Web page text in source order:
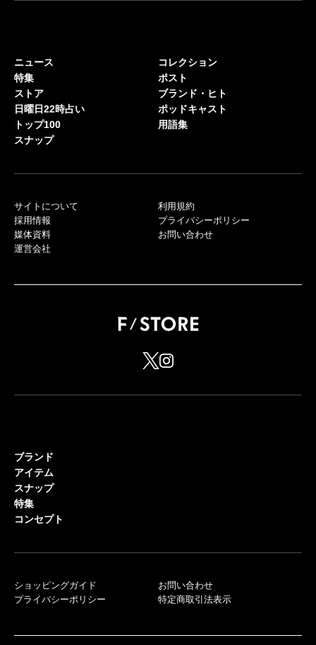
ニュース
特集
ストア
日曜日22時占い
トップ100
スナップ
コレクション
ポスト
ブランド・ヒト
ポッドキャスト
用語集
サイトについて
採用情報
媒体資料
運営会社
利用規約
プライバシーポリシー
お問い合わせ
ブランド
アイテム
スナップ
特集
コンセプト
ショッピングガイド
プライバシーポリシー
お問い合わせ
特定商取引法表示